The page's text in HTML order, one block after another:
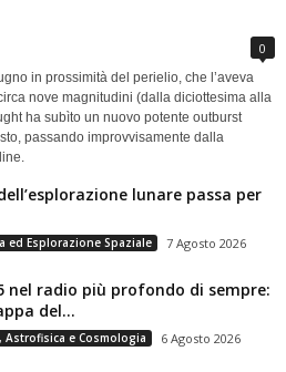
0
in prossimità del perielio, che l’aveva
nove magnitudini (dalla diciottesima alla
ha subìto un nuovo potente outburst
passando improvvisamente dalla
lunare passa per
ed Esplorazione Spaziale 7 Agosto 2026
nel radio più profondo di sempre:
del...
Astrofisica e Cosmologia 6 Agosto 2026